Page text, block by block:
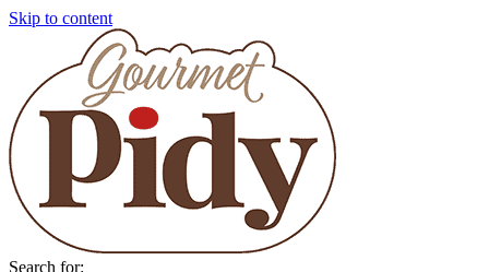
Skip to content
Search for: